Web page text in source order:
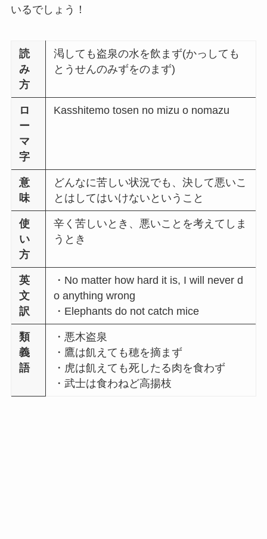
いるでしょう！
読
み
方
渇しても盗泉の水を飲まず(かっしても
とうせんのみずをのまず)
ロ
ー
マ
字
Kasshitemo tosen no mizu o nomazu
意
味
どんなに苦しい状況でも、決して悪いこ
とはしてはいけないということ
使
い
方
辛く苦しいとき、悪いことを考えてしま
うとき
英
文
訳
・No matter how hard it is, I will never d
o anything wrong
・Elephants do not catch mice
類
義
語
・悪木盗泉
・鷹は飢えても穂を摘まず
・虎は飢えても死したる肉を食わず
・武士は食わねど高揚枝